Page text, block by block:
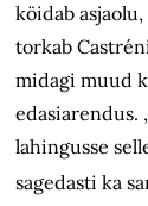
köidab
torkab
midagi muud
edasiarendus.
lahingusse
sagedasti ka